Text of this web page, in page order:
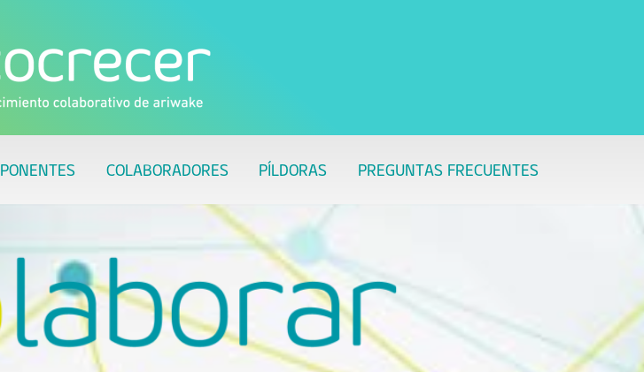
PONENTES COLABORADORES PÍLDORAS PREGUNTAS FRECUENTES